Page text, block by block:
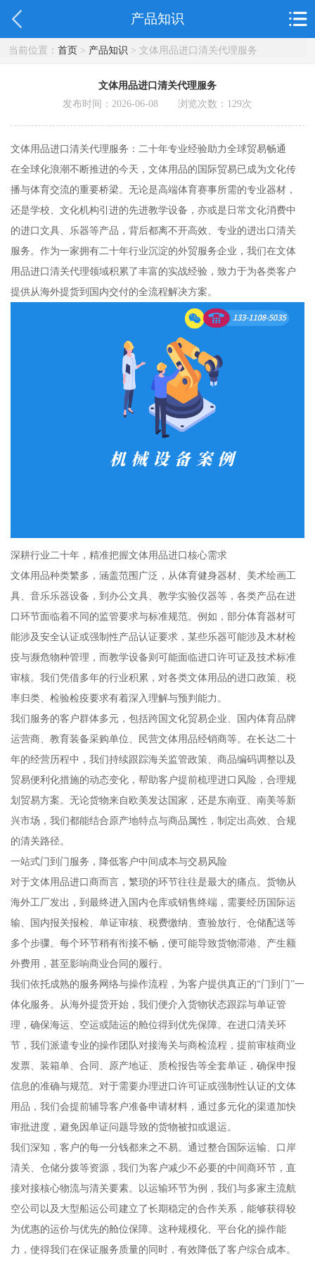
产品知识
当前位置： 首页> 产品知识 > 文体用品进口清关代理服务
文体用品进口清关代理服务
发布时间：2026-06-08 浏览次数： 129次
文体用品进口清关代理服务：二十年专业经验助力全球贸易畅通
在全球化浪潮不断推进的今天，文体用品的国际贸易已成为文化传
播与体育交流的重要桥梁。无论是高端体育赛事所需的专业器材，
还是学校、文化机构引进的先进教学设备，亦或是日常文化消费中
的进口文具、乐器等产品，背后都离不开高效、专业的进出口清关
服务。作为一家拥有二十年行业沉淀的外贸服务企业，我们在文体
用品进口清关代理领域积累了丰富的实战经验，致力于为各类客户
提供从海外提货到国内交付的全流程解决方案。
深耕行业二十年，精准把握文体用品进口核心需求
文体用品种类繁多，涵盖范围广泛，从体育健身器材、美术绘画工
具、音乐乐器设备，到办公文具、教学实验仪器等，各类产品在进
口环节面临着不同的监管要求与标准规范。例如，部分体育器材可
能涉及安全认证或强制性产品认证要求，某些乐器可能涉及木材检
疫与濒危物种管理，而教学设备则可能面临进口许可证及技术标准
审核。我们凭借多年的行业积累，对各类文体用品的进口政策、税
率归类、检验检疫要求有着深入理解与预判能力。
我们服务的客户群体多元，包括跨国文化贸易企业、国内体育品牌
运营商、教育装备采购单位、民营文体用品经销商等。在长达二十
年的经营历程中，我们持续跟踪海关监管政策、商品编码调整以及
贸易便利化措施的动态变化，帮助客户提前梳理进口风险，合理规
划贸易方案。无论货物来自欧美发达国家，还是东南亚、南美等新
兴市场，我们都能结合原产地特点与商品属性，制定出高效、合规
的清关路径。
一站式门到门服务，降低客户中间成本与交易风险
对于文体用品进口商而言，繁琐的环节往往是最大的痛点。货物从
海外工厂发出，到最终进入国内仓库或销售终端，需要经历国际运
输、国内报关报检、单证审核、税费缴纳、查验放行、仓储配送等
多个步骤。每个环节稍有衔接不畅，便可能导致货物滞港、产生额
外费用，甚至影响商业合同的履行。
我们依托成熟的服务网络与操作流程，为客户提供真正的“门到门”一
体化服务。从海外提货开始，我们便介入货物状态跟踪与单证管
理，确保海运、空运或陆运的舱位得到优先保障。在进口清关环
节，我们派遣专业的操作团队对接海关与商检流程，提前审核商业
发票、装箱单、合同、原产地证、质检报告等全套单证，确保申报
信息的准确与规范。对于需要办理进口许可证或强制性认证的文体
用品，我们会提前辅导客户准备申请材料，通过多元化的渠道加快
审批进度，避免因单证问题导致的货物被扣或退运。
我们深知，客户的每一分钱都来之不易。通过整合国际运输、口岸
清关、仓储分拨等资源，我们为客户减少不必要的中间商环节，直
接对接核心物流与清关要素。以运输环节为例，我们与多家主流航
空公司以及大型船运公司建立了长期稳定的合作关系，能够获得较
为优惠的运价与优先的舱位保障。这种规模化、平台化的操作能
力，使得我们在保证服务质量的同时，有效降低了客户综合成本。